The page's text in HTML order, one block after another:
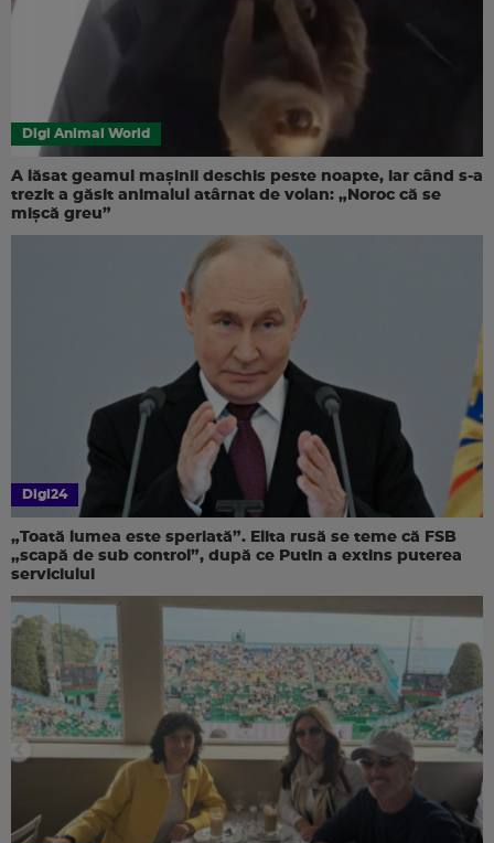
Digi Animal World
A lăsat geamul mașinii deschis peste noapte, iar când s-a
trezit a găsit animalul atârnat de volan: „Noroc că se
mișcă greu”
Digi24
„Toată lumea este speriată”. Elita rusă se teme că FSB
„scapă de sub control”, după ce Putin a extins puterea
serviciului